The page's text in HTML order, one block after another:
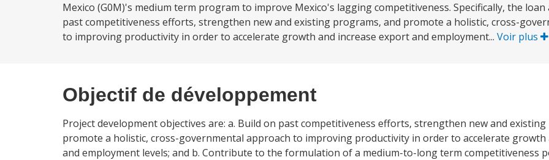
Mexico (G0M)'s medium term program to improve Mexico's lagging competitiveness. Specifically, the loan
past competitiveness efforts, strengthen new and existing programs, and promote a holistic, cross-
to improving productivity in order to accelerate growth and increase export and employment... Voir plus
Objectif de développement
Project development objectives are: a. Build on past competitiveness efforts, strengthen new and
promote a holistic, cross-governmental approach to improving productivity in order to accelerate growth
and employment levels; and b. Contribute to the formulation of a medium-to-long term competitiveness